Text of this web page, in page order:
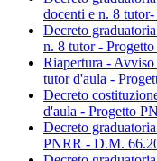
docenti e n. 8
Decreto
n. 8 tutor -
Riapertura -
tutor d'aula -
Decreto
d'aula - Progetto
Decreto
PNRR - D.M.